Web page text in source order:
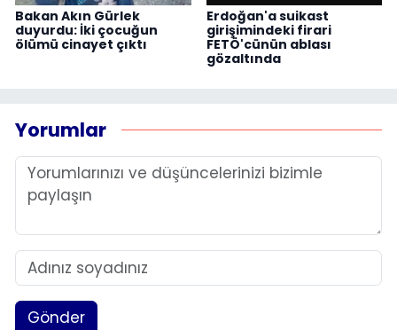
Bakan Akın Gürlek
duyurdu: İki çocuğun
ölümü cinayet çıktı
Erdoğan'a suikast
girişimindeki firari
FETÖ'cünün ablası
gözaltında
Yorumlar
Gönder